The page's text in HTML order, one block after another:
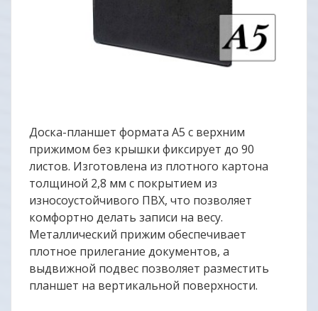
Доска-планшет формата А5 с верхним
прижимом без крышки фиксирует до 90
листов. Изготовлена из плотного картона
толщиной 2,8 мм с покрытием из
износоустойчивого ПВХ, что позволяет
комфортно делать записи на весу.
Металлический прижим обеспечивает
плотное прилегание документов, а
выдвижной подвес позволяет разместить
планшет на вертикальной поверхности.